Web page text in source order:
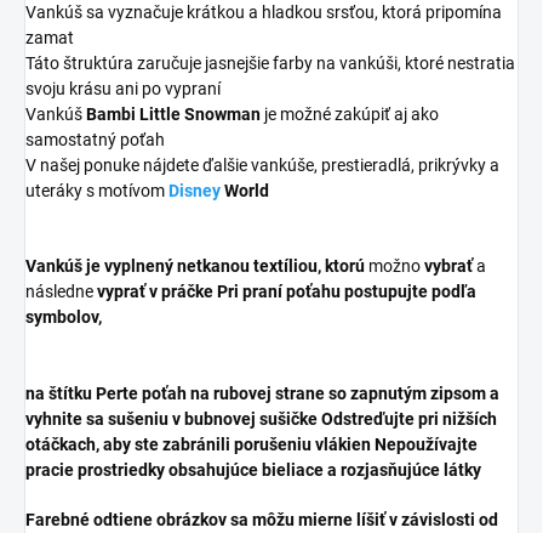
Vankúš sa vyznačuje krátkou a hladkou srsťou, ktorá pripomína
zamat
Táto štruktúra zaručuje jasnejšie farby na vankúši, ktoré nestratia
svoju krásu ani po vypraní
VankúšBambi Little Snowman je možné zakúpiť aj ako
samostatný poťah
V našej ponuke nájdete ďalšie vankúše, prestieradlá, prikrývky a
uteráky s motívomDisneyWorld
Vankúš je vyplnenýnetkanou textíliou, ktorú možnovybraťa
následnevyprať v práčke Pri praní poťahu postupujte podľa
symbolov,
na štítku Perte poťah na rubovej strane so zapnutým zipsom a
vyhnite sa sušeniu v bubnovej sušičke Odstreďujte pri nižších
otáčkach, aby ste zabránili porušeniu vlákien Nepoužívajte
pracie prostriedky obsahujúce bieliace a rozjasňujúce látky
Farebné odtiene obrázkov sa môžu mierne líšiť v závislosti od